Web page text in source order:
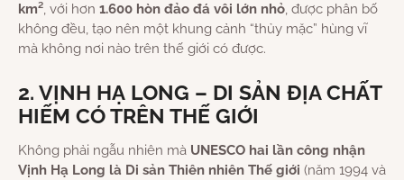
km², với hơn 1.600 hòn đảo đá vôi lớn nhỏ, được phân bố
không đều, tạo nên một khung cảnh “thủy mặc” hùng vĩ
mà không nơi nào trên thế giới có được.
2. VỊNH HẠ LONG – DI SẢN ĐỊA CHẤT
HIẾM CÓ TRÊN THẾ GIỚI
Không phải ngẫu nhiên mà UNESCO hai lần công nhận
Vịnh Hạ Long là Di sản Thiên nhiên Thế giới (năm 1994 và